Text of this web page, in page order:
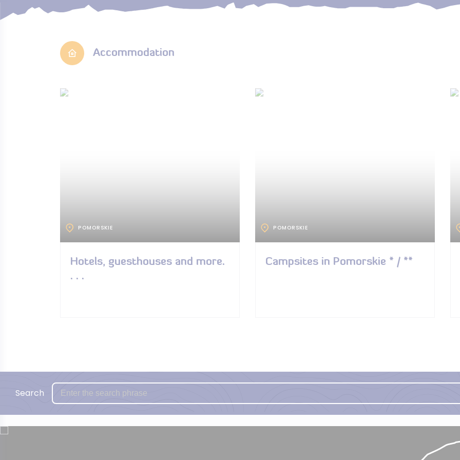
Accommodation
POMORSKIE
Hotels, guesthouses and more.
. . .
POMORSKIE
Campsites in Pomorskie * / **
Search